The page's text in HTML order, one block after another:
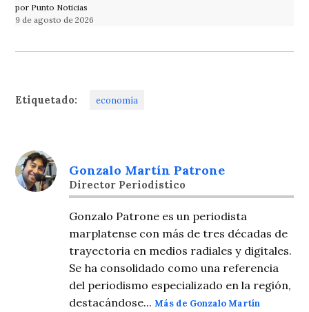
por Punto Noticias
9 de agosto de 2026
Etiquetado: economía
Gonzalo Martín Patrone
Director Periodistico
Gonzalo Patrone es un periodista
marplatense con más de tres décadas de
trayectoria en medios radiales y digitales.
Se ha consolidado como una referencia
del periodismo especializado en la región,
destacándose...Más de Gonzalo Martín